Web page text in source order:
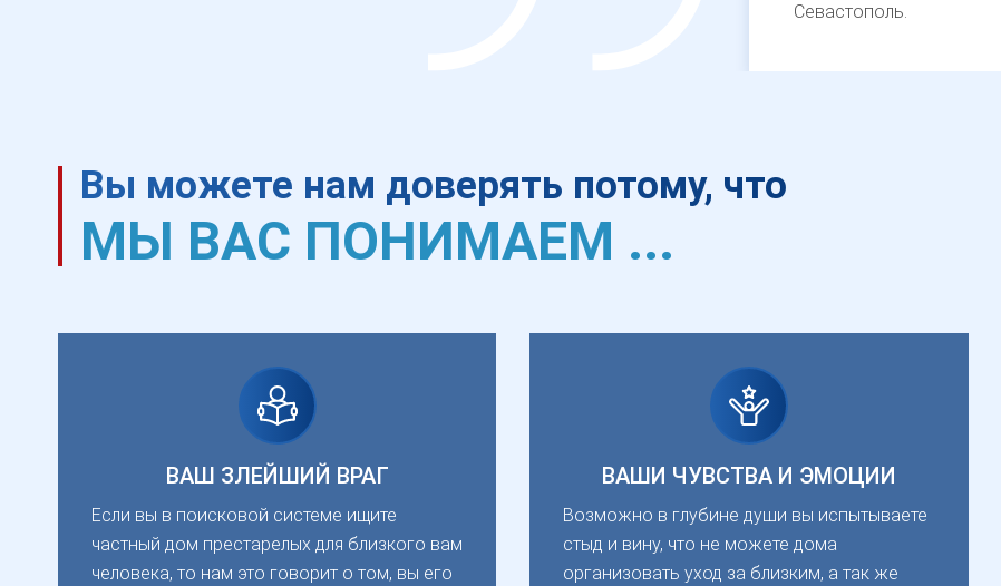
Севастополь.
Вы можете нам доверять потому, что
МЫ ВАС ПОНИМАЕМ ...
ВАШ ЗЛЕЙШИЙ ВРАГ
Если вы в поисковой системе ищите
частный дом престарелых для близкого вам
человека, то нам это говорит о том, вы его
ВАШИ ЧУВСТВА И ЭМОЦИИ
Возможно в глубине души вы испытываете
стыд и вину, что не можете дома
организовать уход за близким, а так же